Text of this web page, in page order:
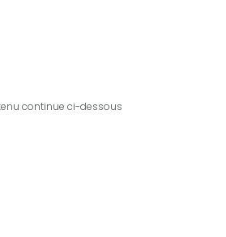
continue ci-dessous